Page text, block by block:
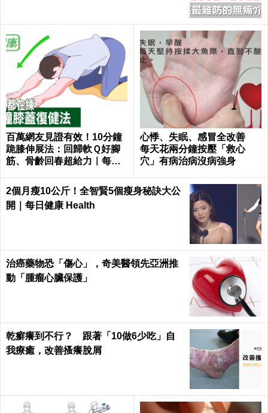
百萬網友見證有效！10分鐘
跪膝伸展法：回歸軟Ｑ好腳
筋、骨齡回春超給力｜每日
心悸、失眠、感冒全改善
每天花兩分鐘按壓「救心
穴」有病治病沒病強身
2個月瘦10公斤！全智賢5個瘦身秘訣大公
開｜每日健康 Health
治癌藥物恐「傷心」，奇美醫領先亞洲推
動「腫瘤心臟保護」
乾癬癢到不行？ 跟著「10做6少吃」自
我療癒，改善搔癢脫屑